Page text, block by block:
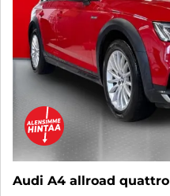
Audi A4 allroad quattro